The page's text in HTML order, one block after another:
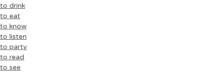
to drink
to eat
to know
to listen
to party
to read
to see